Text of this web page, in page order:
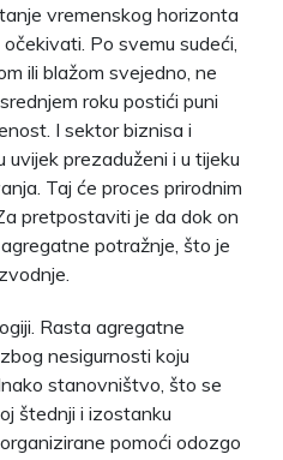
vremenskog horizonta
Po svemu sudeći,
ili blažom svejedno, ne
roku postići puni
I sektor biznisa i
prezaduženi i u tijeku
Taj će proces prirodnim
pretpostaviti je da dok on
potražnje, što je
Rasta agregatne
nesigurnosti koju
stanovništvo, što se
štednji i izostanku
pomoći odozgo